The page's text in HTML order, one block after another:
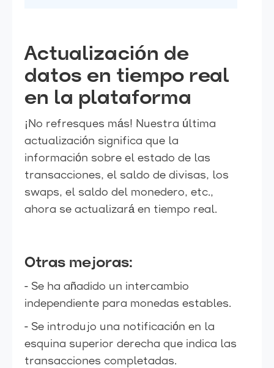
Actualización de
datos en tiempo real
en la plataforma
¡No refresques más! Nuestra última
actualización significa que la
información sobre el estado de las
transacciones, el saldo de divisas, los
swaps, el saldo del monedero, etc.,
ahora se actualizará en tiempo real.
Otras mejoras:
- Se ha añadido un intercambio
independiente para monedas estables.
- Se introdujo una notificación en la
esquina superior derecha que indica las
transacciones completadas.